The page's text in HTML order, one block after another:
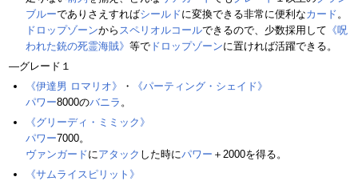
ブルーでありさえすればシールドに変換できる非常に便利なカード 。
ドロップゾーンから スペリオルコールできるので、少数採用して 《呪
われた銃の死霊海賊》 等で ドロップゾーンに置ければ活躍できる。
―グレード１
《伊達男 ロマリオ》
・
《パーティング・シェイド》
パワー8000のバニラ 。
《グリーディ・ミミック》
パワー7000。
ヴァンガードにアタック した時にパワー ＋2000を得る。
《サムライスピリット》